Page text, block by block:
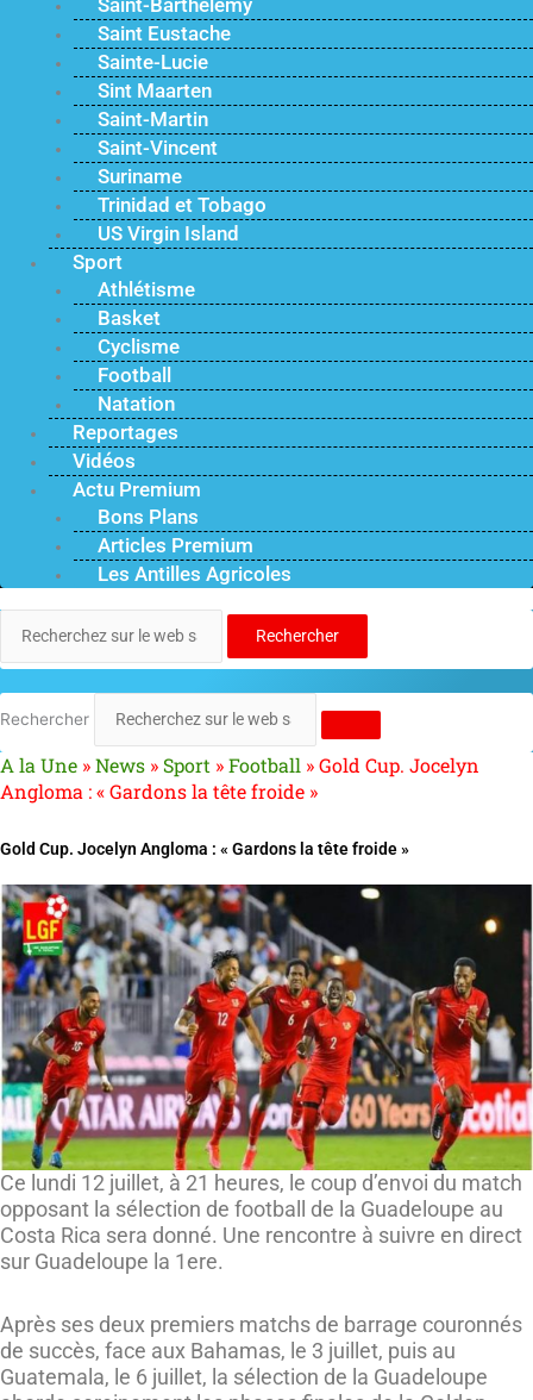
Saint Eustache
Sainte-Lucie
Sint Maarten
Saint-Martin
Saint-Vincent
Suriname
Trinidad et Tobago
US Virgin Island
Sport
Athlétisme
Basket
Cyclisme
Football
Natation
Reportages
Vidéos
Actu Premium
Bons Plans
Articles Premium
Les Antilles Agricoles
Rechercher
Rechercher
A la Une »News »Sport »Football »Gold Cup. Jocelyn
Angloma : « Gardons la tête froide »
Gold Cup. Jocelyn Angloma : « Gardons la tête froide »
Ce lundi 12 juillet, à 21 heures, le coup d’envoi du match
opposant la sélection de football de la Guadeloupe au
Costa Rica sera donné. Une rencontre à suivre en direct
sur Guadeloupe la 1ere.
Après ses deux premiers matchs de barrage couronnés
de succès, face aux Bahamas, le 3 juillet, puis au
Guatemala, le 6 juillet, la sélection de la Guadeloupe